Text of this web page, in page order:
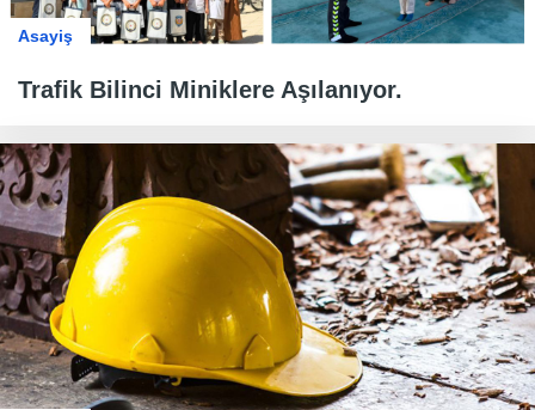
Asayiş
Trafik Bilinci Miniklere Aşılanıyor.